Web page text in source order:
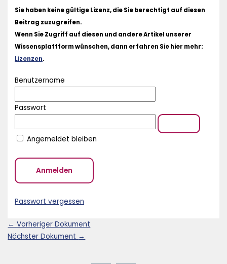
Sie haben keine gültige Lizenz, die Sie berechtigt auf diesen
Beitrag zuzugreifen.
Wenn Sie Zugriff auf diesen und andere Artikel unserer
Wissensplattform wünschen, dann erfahren Sie hier mehr:
Lizenzen.
Benutzername
Passwort
Angemeldet bleiben
Passwort vergessen
← Vorheriger Dokument
Nächster Dokument →